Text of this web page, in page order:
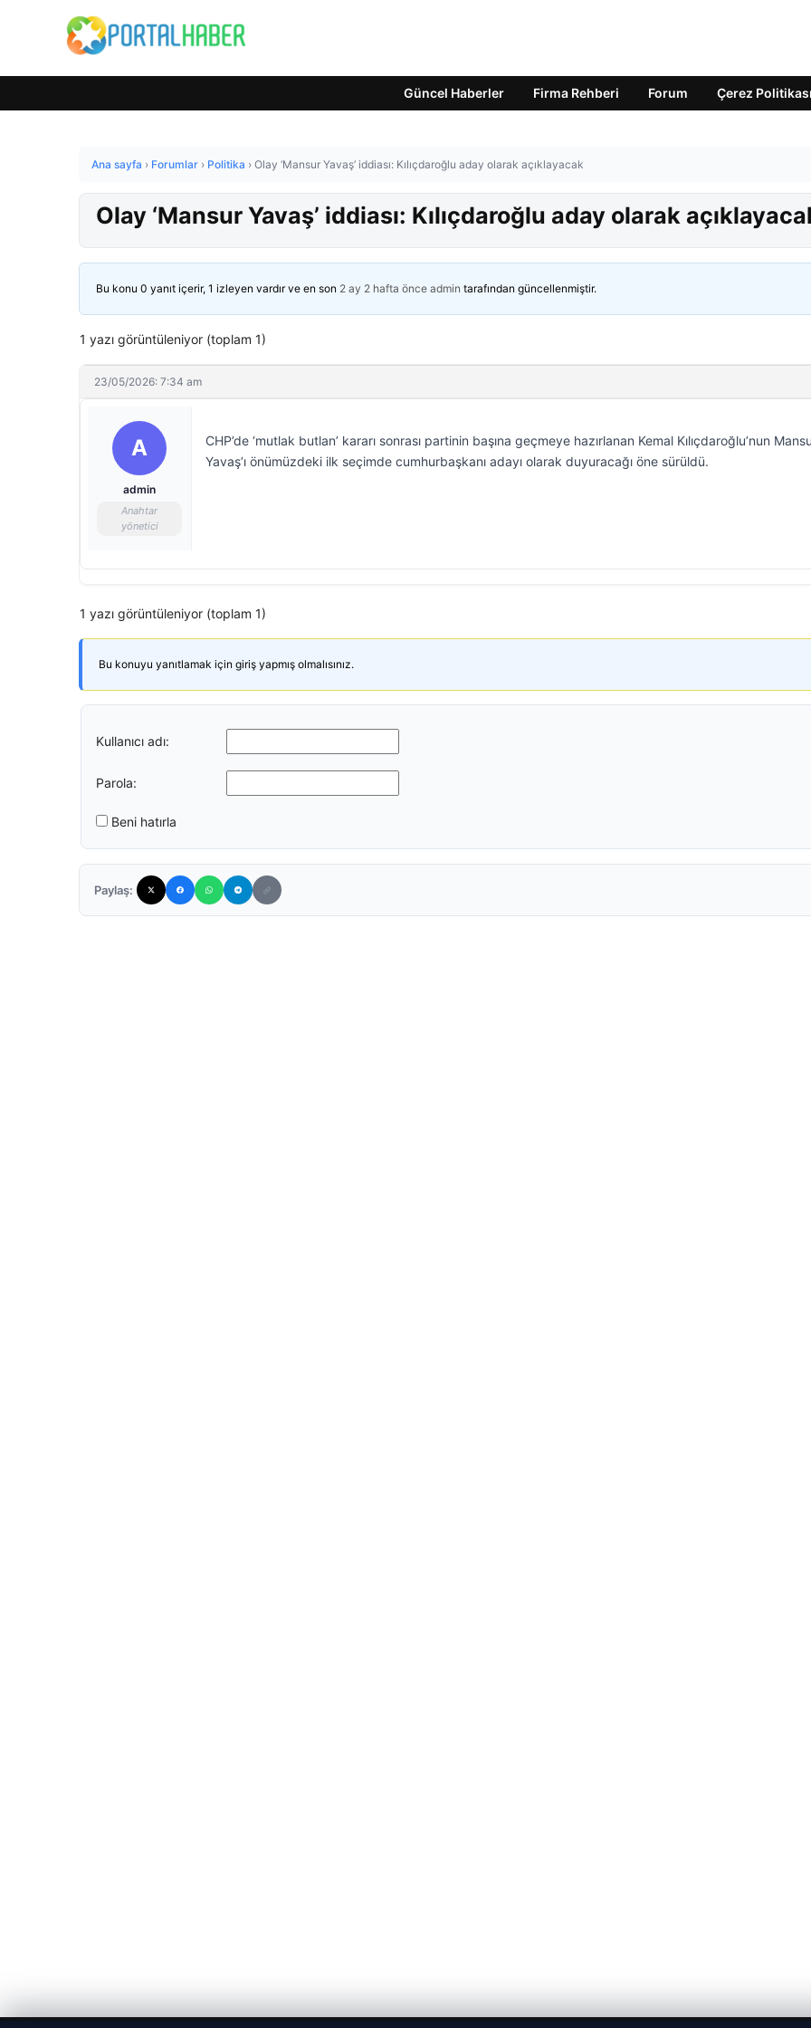
Güncel Haberler Firma Rehberi Forum Çerez Politikası
Ana sayfa › Forumlar › Politika › Olay ‘Mansur Yavaş’ iddiası: Kılıçdaroğlu aday olarak açıklayacak
Olay ‘Mansur Yavaş’ iddiası: Kılıçdaroğlu aday olarak
Bu konu 0 yanıt içerir, 1 izleyen vardır ve en son 2 ay 2 hafta önce admin tarafından güncellenmiştir.
1 yazı görüntüleniyor (toplam 1)
23/05/2026: 7:34 am
A
admin
Anahtar
yönetici
CHP’de ‘mutlak butlan’ kararı sonrası partinin başına geçmeye hazırlanan Kemal Kılıçdaroğlu’nun
Yavaş’ı önümüzdeki ilk seçimde cumhurbaşkanı adayı olarak duyuracağı öne sürüldü.
1 yazı görüntüleniyor (toplam 1)
Bu konuyu yanıtlamak için giriş yapmış olmalısınız.
Kullanıcı adı:
Parola:
Beni hatırla
Paylaş: